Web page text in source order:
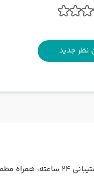
نظر جدید
آژانس گردشگری ما با ارائه‌ی بهترین